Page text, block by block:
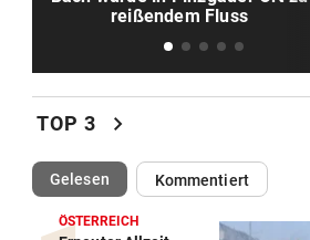
Freund: „Es war nicht leicht
mich, zu gehen“
reißendem Fluss
TOP 3 chevron_right
Gelesen(ausgewählt)Kommentiert
ÖSTERREICH